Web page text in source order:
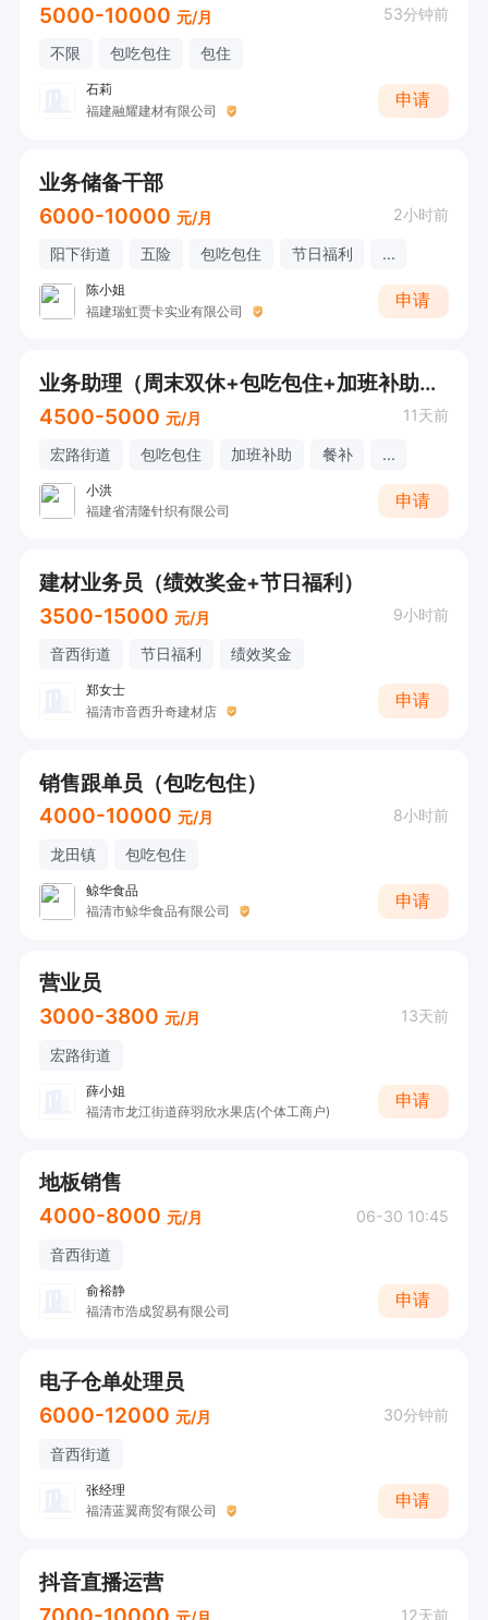
5000-10000 元/月 53分钟前
不限 包吃包住 包住
石莉
福建融耀建材有限公司
申请
业务储备干部
6000-10000 元/月 2小时前
阳下街道 五险 包吃包住 节日福利 ...
陈小姐
福建瑞虹贾卡实业有限公司
申请
业务助理（周末双休+包吃包住+加班补助+节日福利)
4500-5000 元/月 11天前
宏路街道 包吃包住 加班补助 餐补 ...
小洪
福建省清隆针织有限公司
申请
建材业务员（绩效奖金+节日福利）
3500-15000 元/月 9小时前
音西街道 节日福利 绩效奖金
郑女士
福清市音西升奇建材店
申请
销售跟单员（包吃包住）
4000-10000 元/月 8小时前
龙田镇 包吃包住
鲸华食品
福清市鲸华食品有限公司
申请
营业员
3000-3800 元/月 13天前
宏路街道
薛小姐
福清市龙江街道薛羽欣水果店(个体工商户)
申请
地板销售
4000-8000 元/月 06-30 10:45
音西街道
俞裕静
福清市浩成贸易有限公司
申请
电子仓单处理员
6000-12000 元/月 30分钟前
音西街道
张经理
福清蓝翼商贸有限公司
申请
抖音直播运营
12天前